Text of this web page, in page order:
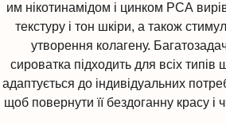
им нікотинамідом і цинком РСА
текстуру і тон шкіри, а також
утворення колагену.
сироватка підходить для всіх типів
адаптується до індивідуальних
щоб повернути її бездоганну красу і